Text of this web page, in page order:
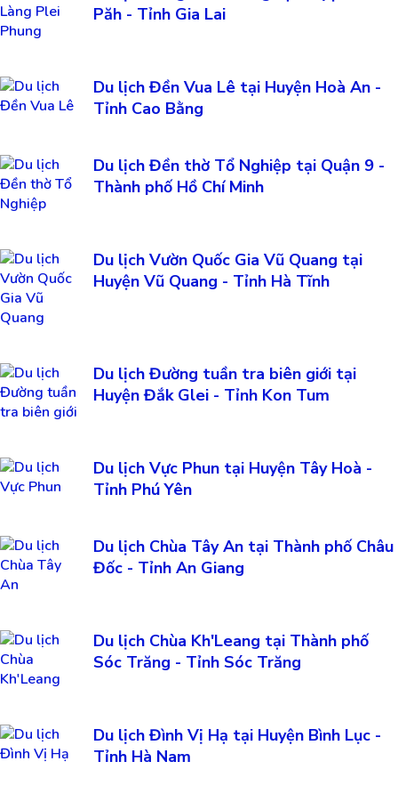
Păh - Tỉnh Gia Lai
Du lịch Đền Vua Lê tại Huyện Hoà An -
Tỉnh Cao Bằng
Du lịch Đền thờ Tổ Nghiệp tại Quận 9 -
Thành phố Hồ Chí Minh
Du lịch Vườn Quốc Gia Vũ Quang tại
Huyện Vũ Quang - Tỉnh Hà Tĩnh
Du lịch Đường tuần tra biên giới tại
Huyện Đắk Glei - Tỉnh Kon Tum
Du lịch Vực Phun tại Huyện Tây Hoà -
Tỉnh Phú Yên
Du lịch Chùa Tây An tại Thành phố Châu
Đốc - Tỉnh An Giang
Du lịch Chùa Kh'Leang tại Thành phố
Sóc Trăng - Tỉnh Sóc Trăng
Du lịch Đình Vị Hạ tại Huyện Bình Lục -
Tỉnh Hà Nam